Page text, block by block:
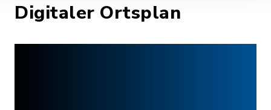
Digitaler Ortsplan